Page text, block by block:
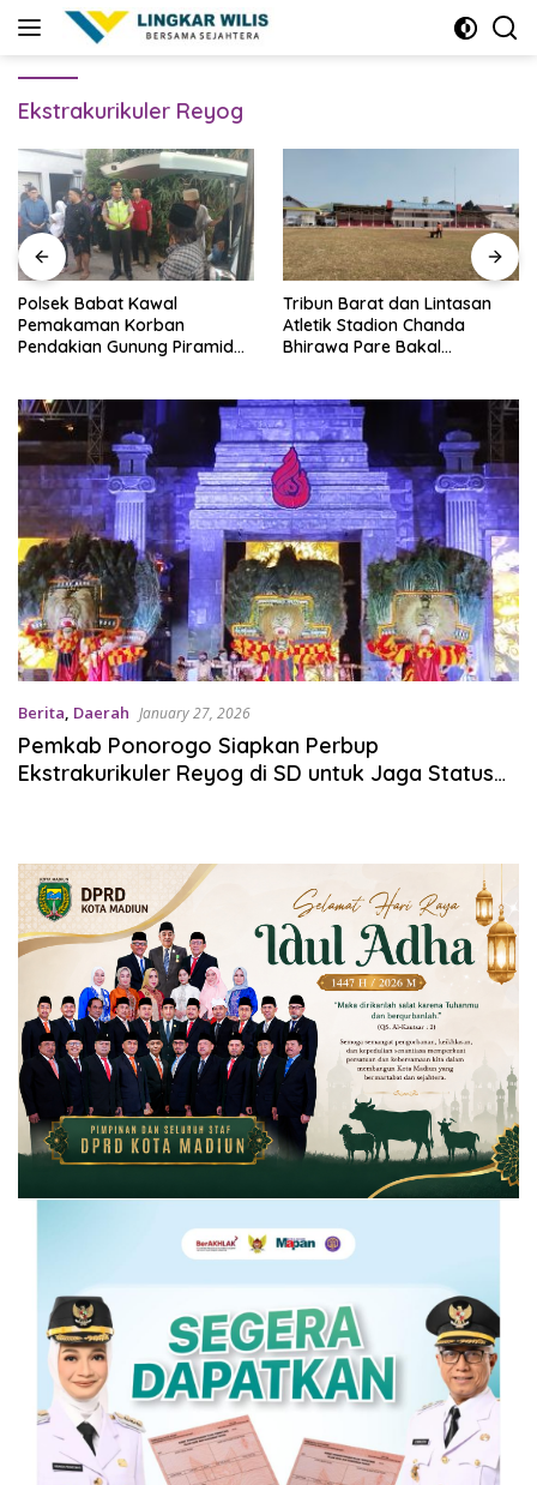
Ekstrakurikuler Reyog
Polsek Babat Kawal
Pemakaman Korban
Pendakian Gunung Piramid
Tribun Barat dan Lintasan
Atletik Stadion Chanda
Bhirawa Pare Bakal
Berita, Daerah January 27, 2026
Pemkab Ponorogo Siapkan Perbup
Ekstrakurikuler Reyog di SD untuk Jaga Status